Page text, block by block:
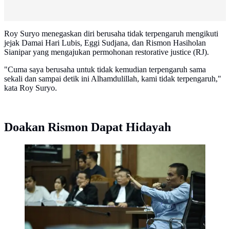
Roy Suryo menegaskan diri berusaha tidak terpengaruh mengikuti
jejak Damai Hari Lubis, Eggi Sudjana, dan Rismon Hasiholan
Sianipar yang mengajukan permohonan restorative justice (RJ).
"Cuma saya berusaha untuk tidak kemudian terpengaruh sama
sekali dan sampai detik ini Alhamdulillah, kami tidak terpengaruh,"
kata Roy Suryo.
Doakan Rismon Dapat Hidayah
Saksi ahli digital forensik Rismon Hasiholan Sianipar.
(via: Bintang.com/Galih W. Satria)